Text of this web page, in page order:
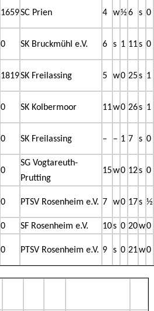
1659SC Prien 4 w½6 s 0
0 SK Bruckmühl e.V. 6 s 1 11s 0
1819SK Freilassing 5 w0 25s 1
0 SK Kolbermoor 11w0 26s 1
0 SK Freilassing – – 1 7 s 0
0
SG Vogtareuth-
Prutting
15w0 12s 0
0 PTSV Rosenheim e.V. 7 w0 17s ½
0 SF Rosenheim e.V. 10s 0 20w0
0 PTSV Rosenheim e.V. 9 s 0 21w0